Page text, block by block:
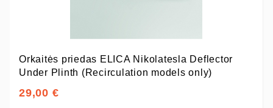
Orkaitės priedas ELICA Nikolatesla Deflector
Under Plinth (Recirculation models only)
29,00 €